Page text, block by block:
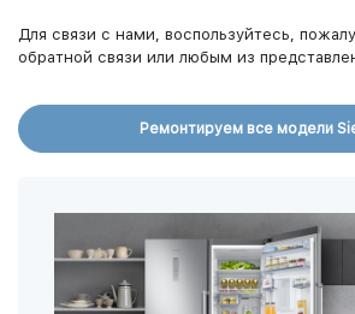
Для связи с нами, воспользуйтесь,
обратной связи или любым из
Ремонтируем все модели